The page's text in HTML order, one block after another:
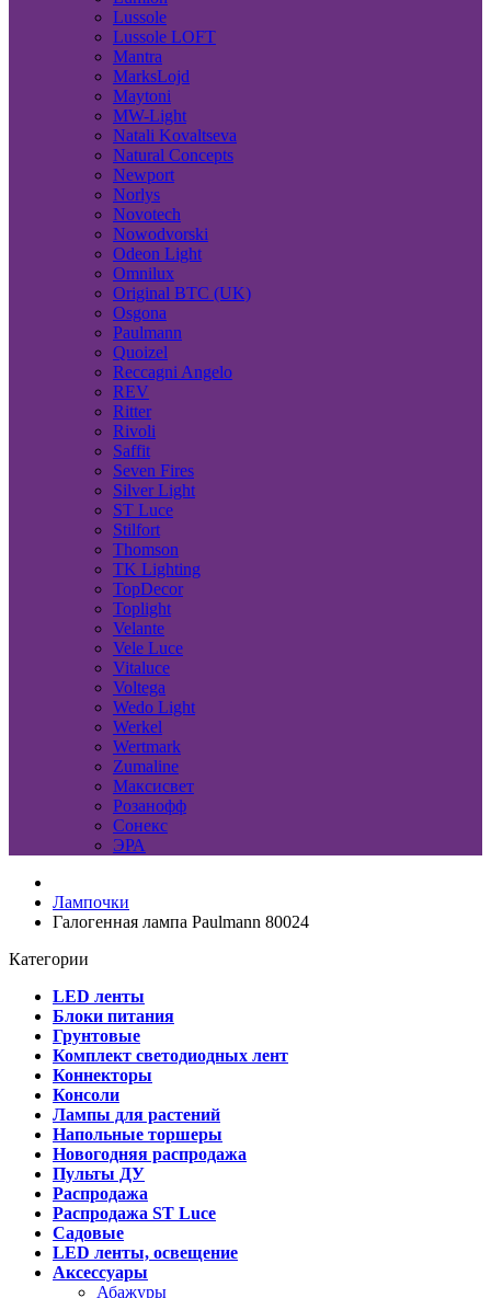
Lussole
Lussole LOFT
Mantra
MarksLojd
Maytoni
MW-Light
Natali Kovaltseva
Natural Concepts
Newport
Norlys
Novotech
Nowodvorski
Odeon Light
Omnilux
Original BTC (UK)
Osgona
Paulmann
Quoizel
Reccagni Angelo
REV
Ritter
Rivoli
Saffit
Seven Fires
Silver Light
ST Luce
Stilfort
Thomson
TK Lighting
TopDecor
Toplight
Velante
Vele Luce
Vitaluce
Voltega
Wedo Light
Werkel
Wertmark
Zumaline
Максисвет
Розанофф
Сонекс
ЭРА
Лампочки
Галогенная лампа Paulmann 80024
Категории
LED ленты
Блоки питания
Грунтовые
Комплект светодиодных лент
Коннекторы
Консоли
Лампы для растений
Напольные торшеры
Новогодняя распродажа
Пульты ДУ
Распродажа
Распродажа ST Luce
Садовые
LED ленты, освещение
Аксессуары
Абажуры